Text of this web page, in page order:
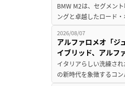
BMW M2は、セグメン
ングと卓越したロード
2026/08/07
アルファロメオ「ジ
イブリッド、アルフ
イタリアらしい洗練さ
の新時代を象徴するコ